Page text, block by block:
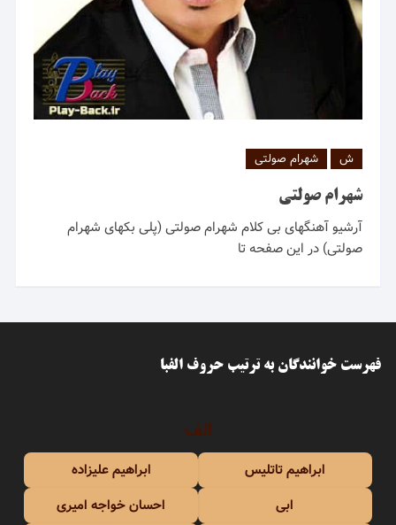
ش شهرام صولتی
شهرام صولتی
آرشیو آهنگهای بی کلام شهرام صولتی (پلی بکهای شهرام
صولتی) در این صفحه تا
فهرست خوانندگان به ترتیب حروف الفبا
الف
ابراهیم تاتلیس
ابراهیم علیزاده
ابی
احسان خواجه امیری